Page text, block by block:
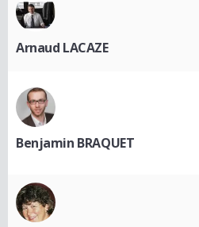
Arnaud LACAZE
Benjamin BRAQUET